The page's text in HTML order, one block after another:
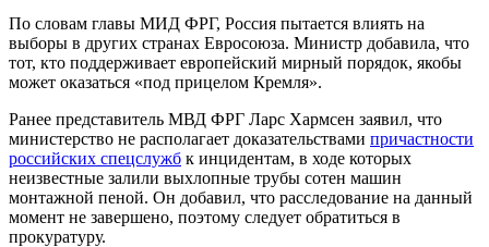
По словам главы МИД ФРГ, Россия пытается влиять на
выборы в других странах Евросоюза. Министр добавила, что
тот, кто поддерживает европейский мирный порядок, якобы
может оказаться «под прицелом Кремля».
Ранее представитель МВД ФРГ Ларс Хармсен заявил, что
министерство не располагает доказательствами причастности
российских спецслужб к инцидентам, в ходе которых
неизвестные залили выхлопные трубы сотен машин
монтажной пеной. Он добавил, что расследование на данный
момент не завершено, поэтому следует обратиться в
прокуратуру.